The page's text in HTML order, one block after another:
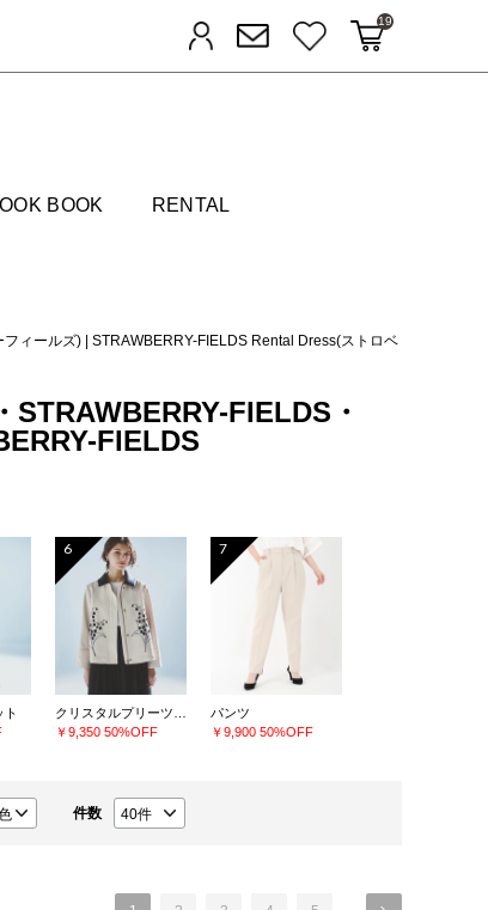
ログイン メルマガ登録お気に入りカートに入れる
19
BOOK RENTAL
フィールズ)
STRAWBERRY-FIELDS Rental Dress(ストロベ
FIELDS・
FIELDS
ト
6
￥9,350 50%OFF
7
パンツ
￥9,900 50%OFF
件数